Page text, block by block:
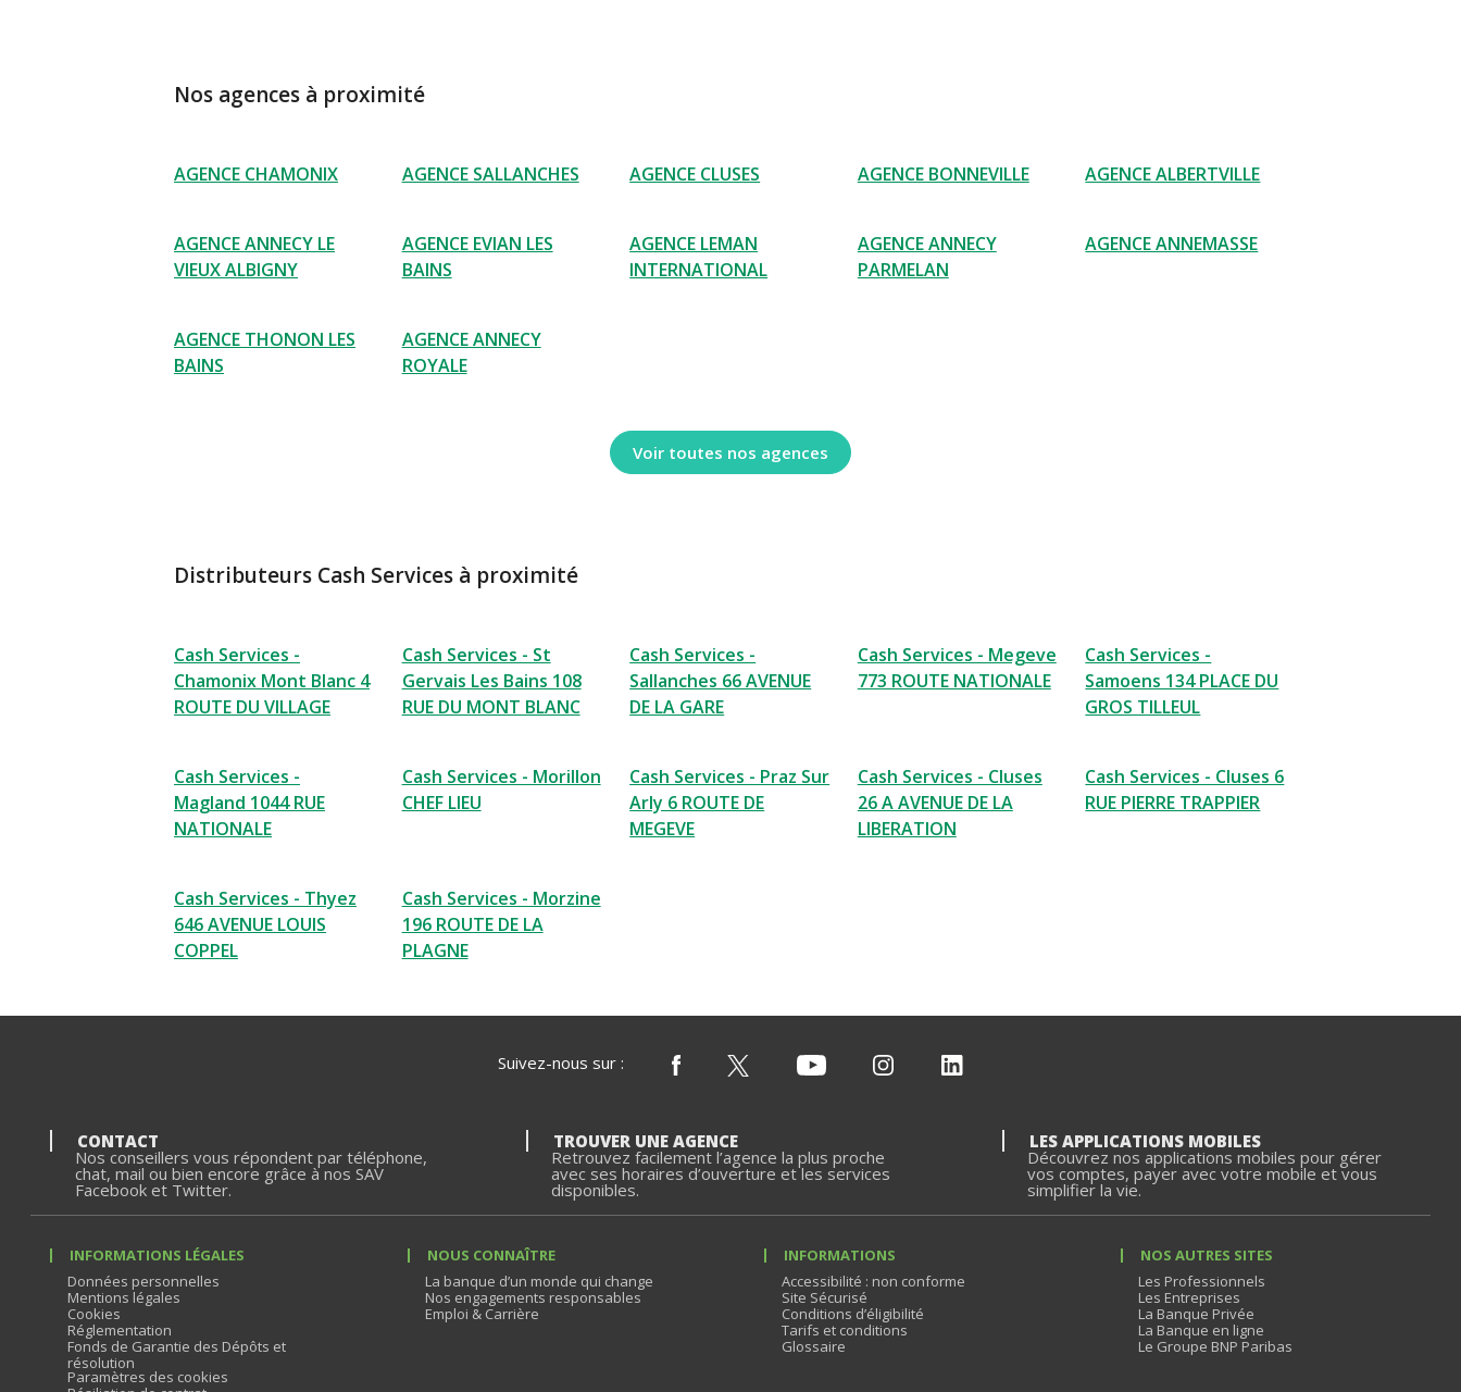
Nos agences à proximité
AGENCE CHAMONIX AGENCE SALLANCHES AGENCE CLUSES AGENCE BONNEVILLE AGENCE ALBERTVILLE
AGENCE ANNECY LE
VIEUX ALBIGNY
AGENCE EVIAN LES
BAINS
AGENCE LEMAN
INTERNATIONAL
AGENCE ANNECY
PARMELAN
AGENCE ANNEMASSE
AGENCE THONON LES
BAINS
AGENCE ANNECY
ROYALE
Voir toutes nos agences
Distributeurs Cash Services à proximité
Cash Services -
Chamonix Mont Blanc 4
ROUTE DU VILLAGE
Cash Services - St
Gervais Les Bains 108
RUE DU MONT BLANC
Cash Services -
Sallanches 66 AVENUE
DE LA GARE
Cash Services - Megeve
773 ROUTE NATIONALE
Cash Services -
Samoens 134 PLACE DU
GROS TILLEUL
Cash Services -
Magland 1044 RUE
NATIONALE
Cash Services - Morillon
CHEF LIEU
Cash Services - Praz Sur
Arly 6 ROUTE DE
MEGEVE
Cash Services - Cluses
26 A AVENUE DE LA
LIBERATION
Cash Services - Cluses 6
RUE PIERRE TRAPPIER
Cash Services - Thyez
646 AVENUE LOUIS
COPPEL
Cash Services - Morzine
196 ROUTE DE LA
PLAGNE
Suivez-nous sur :
CONTACT
Nos conseillers vous répondent par téléphone,
chat, mail ou bien encore grâce à nos SAV
Facebook et Twitter.
TROUVER UNE AGENCE
Retrouvez facilement l’agence la plus proche
avec ses horaires d’ouverture et les services
disponibles.
LES APPLICATIONS MOBILES
Découvrez nos applications mobiles pour gérer
vos comptes, payer avec votre mobile et vous
simplifier la vie.
INFORMATIONS LÉGALES
Données personnelles
Mentions légales
Cookies
Réglementation
Fonds de Garantie des Dépôts et
résolution
Paramètres des cookies
NOUS CONNAÎTRE
La banque d’un monde qui change
Nos engagements responsables
Emploi & Carrière
INFORMATIONS
Accessibilité : non conforme
Site Sécurisé
Conditions d’éligibilité
Tarifs et conditions
Glossaire
NOS AUTRES SITES
Les Professionnels
Les Entreprises
La Banque Privée
La Banque en ligne
Le Groupe BNP Paribas